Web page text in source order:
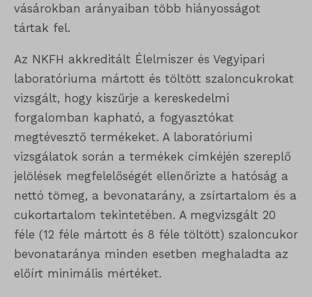
vásárokban arányaiban több hiányosságot
tártak fel.
Az NKFH akkreditált Élelmiszer és Vegyipari
laboratóriuma mártott és töltött szaloncukrokat
vizsgált, hogy kiszűrje a kereskedelmi
forgalomban kapható, a fogyasztókat
megtévesztő termékeket. A laboratóriumi
vizsgálatok során a termékek címkéjén szereplő
jelölések megfelelőségét ellenőrizte a hatóság a
nettó tömeg, a bevonatarány, a zsírtartalom és a
cukortartalom tekintetében. A megvizsgált 20
féle (12 féle mártott és 8 féle töltött) szaloncukor
bevonataránya minden esetben meghaladta az
előírt minimális mértéket.